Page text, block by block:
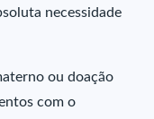
necessidade
ou doação
com o